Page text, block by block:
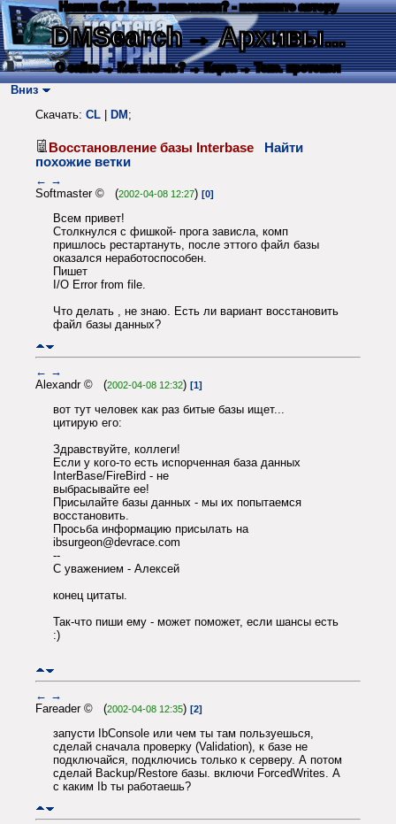
Нашли баг? Есть пожелания? - напишите автору
DMSearch→ Архивы...
О сайте → Как искать? → Карта → Текс. протокол
Вниз
Скачать: CL DM ;
Восстановление базы Interbase
Найти
похожие ветки
← →
Softmaster © (2002-04-08 12:27) [0]
Всем привет!
Столкнулся с фишкой- прога зависла, комп
пришлось рестартануть, после эттого файл базы
оказался неработоспособен.
Пишет
I/O Error from file.
Что делать , не знаю. Есть ли вариант восстановить
файл базы данных?
← →
Alexandr © (2002-04-08 12:32) [1]
вот тут человек как раз битые базы ищет...
цитирую его:
Здравствуйте, коллеги!
Если у кого-то есть испорченная база данных
InterBase/FireBird - не
выбрасывайте ее!
Присылайте базы данных - мы их попытаемся
восстановить.
Просьба информацию присылать на
ibsurgeon@devrace.com
--
С уважением - Алексей
конец цитаты.
Так-что пиши ему - может поможет, если шансы есть
:)
← →
Fareader © (2002-04-08 12:35) [2]
запусти IbConsole или чем ты там пользуешься,
сделай сначала проверку (Validation), к базе не
подключайся, подключись только к серверу. А потом
сделай Backup/Restore базы. включи ForcedWrites. А
с каким Ib ты работаешь?